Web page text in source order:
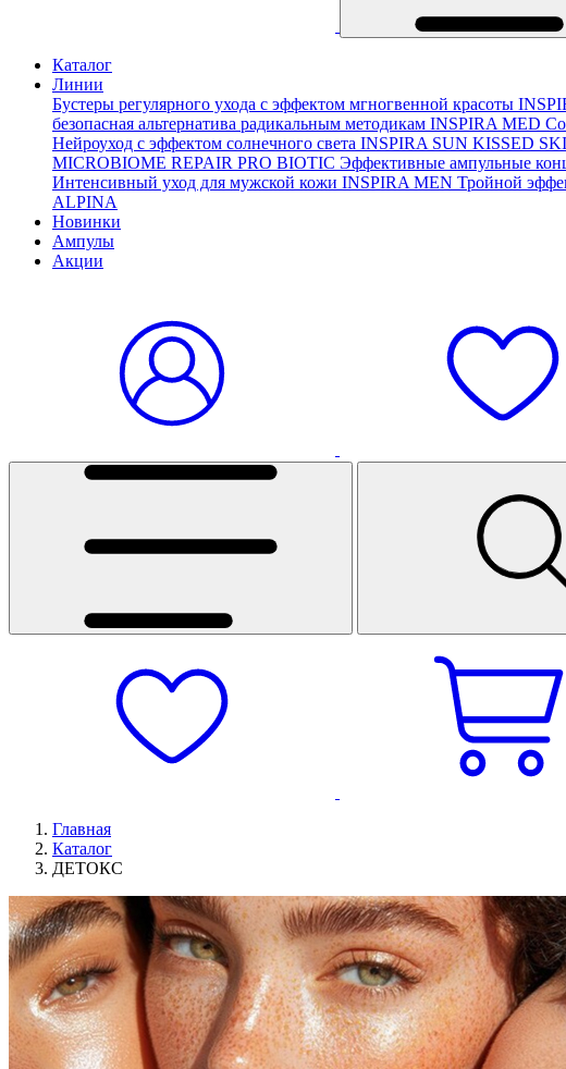
Каталог
Линии
Бустеры регулярного ухода с эффектом мгногвенной красоты
безопасная альтернатива радикальным методикам INSPIRA MED
Нейроуход с эффектом солнечного света INSPIRA SUN KISSED
MICROBIOME REPAIR PRO BIOTIC Эффективные ампульные
Интенсивный уход для мужской кожи INSPIRA MEN Тройной
ALPINA
Новинки
Ампулы
Акции
Главная
Каталог
ДЕТОКС